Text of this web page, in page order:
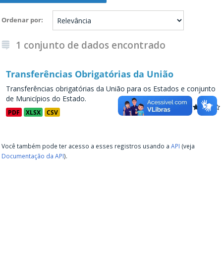
Ordenar por
1 conjunto de dados encontrado
Transferências Obrigatórias da União
Transferências obrigatórias da União para os Estados e conjunto
de Municípios do Estado.
PDF XLSX CSV
Você também pode ter acesso a esses registros usando a API (veja
Documentação da API).